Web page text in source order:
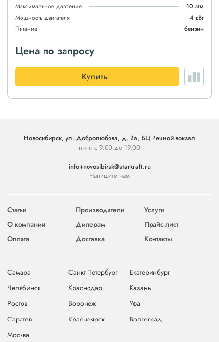
Максимальное давление
10 атм
Мощность двигателя
4 кВт
Питание
бензин
Цена по запросу
Купить
Новосибирск, ул. Добролюбова, д. 2а, БЦ Речной вокзал
пн-пт с 9:00 до 19:00
info+novosibirsk@starkraft.ru
Напишите нам
Статьи Производители
Услуги
О компании
Дилерам
Прайс-лист
Оплата
Доставка Контакты
Самара Санкт-Петербург
Екатеринбург
Челябинск
Краснодар
Казань
Ростов
Воронеж
Уфа
Саратов
Красноярск
Волгоград
Москва